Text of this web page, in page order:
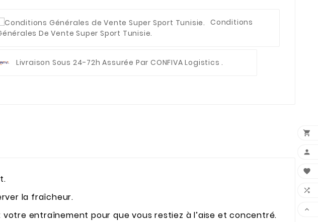
Conditions
De Vente Super Sport Tunisie.
Livraison Sous 24-72h Assurée Par CONFIVA Logistics .
la fraîcheur.
entraînement pour que vous restiez à l’aise et concentré.




